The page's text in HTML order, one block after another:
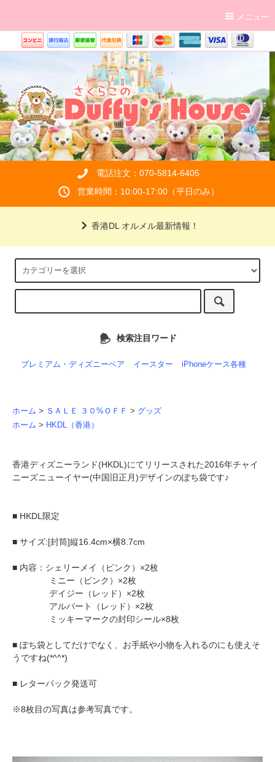
メニュー
電話注文：070-5814-6405
営業時間：10:00-17:00（平日のみ）
香港DL オルメル最新情報！
検索注目ワード
プレミアム・ディズニーベア イースター iPhoneケース各種
ホーム > ＳＡＬＥ ３０%ＯＦＦ > グッズ
ホーム > HKDL（香港）
香港ディズニーランド(HKDL)にてリリースされた2016年チャイ
ニーズニューイヤー(中国旧正月)デザインのぽち袋です♪
■ HKDL限定
■ サイズ:[封筒]縦16.4cm×横8.7cm
■ 内容：シェリーメイ（ピンク）×2枚
ミニー（ピンク）×2枚
デイジー（レッド）×2枚
アルバート（レッド）×2枚
ミッキーマークの封印シール×8枚
■ ぽち袋としてだけでなく、お手紙や小物を入れるのにも使えそ
うですね(*^^*)
■ レターパック発送可
※8枚目の写真は参考写真です。